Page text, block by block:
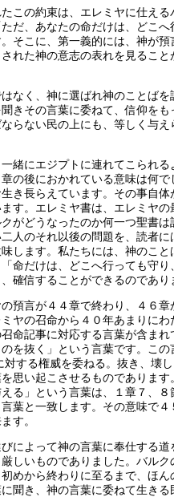
この約束は、エレミヤに仕える
だ、あなたの命だけは、どこへ
そこに、第一義的には、神が預
れた神の意志の表れを見ること
なく、神に選ばれ神のことばを
きその言葉に委ねて、信仰をも
らない民の上にも、等しく与え
緒にエジプトに連れてこられる
の後におかれている意味は何で
き長らえています。その事自体
す。エレミヤ書は、エレミヤの
がどうなったのか何一つ聖書は
人のそれ以後の問題を、読者に
します。私たちには、神のこと
命だけは、どこへ行っても守り
確信することができるのであり
預言が４４章で終わり、４６章
ヤの召命から４０年あまりにわ
命記事に対応する言葉が含まれ
を抜く」という言葉です。この
する権威を委ねる。抜き、壊
思い起こさせるものであります
る」という言葉は、１章７、８
葉と一致します。その意味で４
す。
によって神の言葉に奉仕する道
しいものでありました。バルク
めから終わりに至るまで、ほん
聞き、神の言葉に委ねて生きる